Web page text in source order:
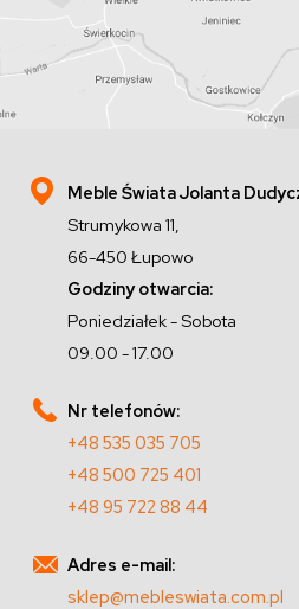
Meble Świata Jolanta
Strumykowa 11,
66-450 Łupowo
Godziny otwarcia:
Poniedziałek - Sobota
09.00 - 17.00
Nr telefonów:
+48 535 035 705
+48 500 725 401
+48 95 722 88 44
Adres e-mail:
sklep@mebleswiata.com.pl